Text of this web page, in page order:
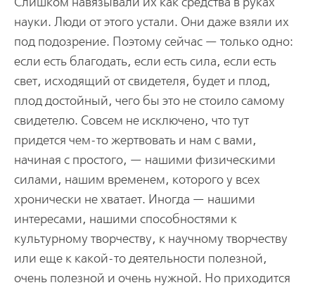
науки. Люди от этого устали. Они даже взяли их
под подозрение. Поэтому сейчас — только одно:
если есть благодать, если есть сила, если есть
свет, исходящий от свидетеля, будет и плод,
плод достойный, чего бы это не стоило самому
свидетелю. Совсем не исключено, что тут
придется чем-то жертвовать и нам с вами,
начиная с простого, — нашими физическими
силами, нашим временем, которого у всех
хронически не хватает. Иногда — нашими
интересами, нашими способностями к
культурному творчеству, к научному творчеству
или еще к какой-то деятельности полезной,
очень полезной и очень нужной. Но приходится